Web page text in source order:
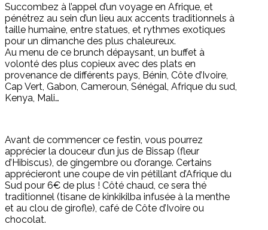
Succombez à l’appel d’un voyage en Afrique, et
pénétrez au sein d’un lieu aux accents traditionnels à
taille humaine, entre statues, et rythmes exotiques
pour un dimanche des plus chaleureux.
Au menu de ce brunch dépaysant, un buffet à
volonté des plus copieux avec des plats en
provenance de différents pays, Bénin, Côte d’Ivoire,
Cap Vert, Gabon, Cameroun, Sénégal, Afrique du sud,
Kenya, Mali…
Avant de commencer ce festin, vous pourrez
apprécier la douceur d’un jus de Bissap (fleur
d’Hibiscus), de gingembre ou d’orange. Certains
apprécieront une coupe de vin pétillant d’Afrique du
Sud pour 6€ de plus ! Côté chaud, ce sera thé
traditionnel (tisane de kinkikilba infusée à la menthe
et au clou de girofle), café de Côte d’Ivoire ou
chocolat.